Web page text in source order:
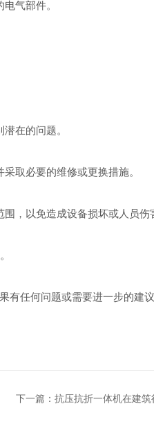
气部件。
在的问题。
取必要的维修或更换措施。
，以免造成设备损坏或人员伤
有任何问题或需要进一步的建
下一篇： 抗压抗折一体机在建